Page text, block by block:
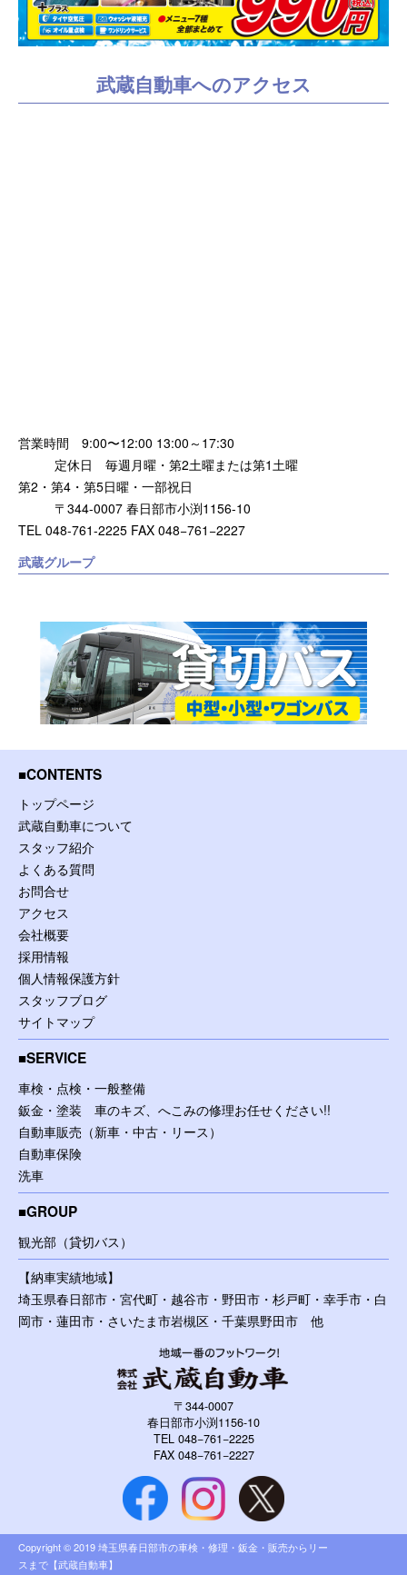
武蔵自動車へのアクセス
営業時間 9:00〜12:00 13:00～17:30
定休日 毎週月曜・第2土曜または第1土曜
第2・第4・第5日曜・一部祝日
〒344-0007 春日部市小渕1156-10
TEL 048-761-2225 FAX 048−761−2227
武蔵グループ
CONTENTS
トップページ
武蔵自動車について
スタッフ紹介
よくある質問
お問合せ
アクセス
会社概要
採用情報
個人情報保護方針
スタッフブログ
サイトマップ
SERVICE
車検・点検・一般整備
鈑金・塗装 車のキズ、へこみの修理お任せください!!
自動車販売（新車・中古・リース）
自動車保険
洗車
GROUP
観光部（貸切バス）
【納車実績地域】
埼玉県春日部市・宮代町・越谷市・野田市・杉戸町・幸手市・白
岡市・蓮田市・さいたま市岩槻区・千葉県野田市 他
〒344-0007
春日部市小渕1156-10
TEL 048−761−2225
FAX 048−761−2227
Copyright © 2019 埼玉県春日部市の車検・修理・鈑金・販売からリー
スまで【武蔵自動車】